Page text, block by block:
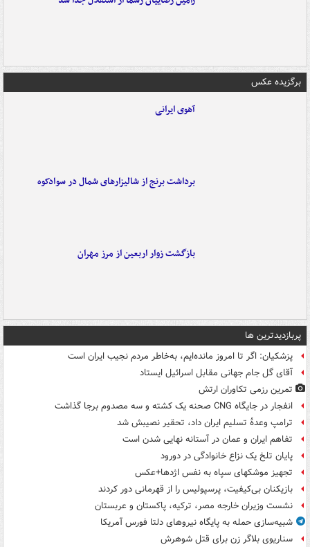
برگزیده عکس
آهوی ایرانی
برداشت برنج از شالیزارهای شمال در سوادکوه
بازگشت زوار اربعین از مرز مهران
پربازدیدترین ها
پزشکیان: اگر تا امروز مانده‌ایم، به‌خاطر مردم نجیب ایران است
آقای گل جام جهانی مقابل اسرائیل ایستاد
تمرین رزمی تکاوران ارتش
انفجار در جایگاه CNG صحنه یک کشته و سه مصدوم برجا گذاشت
ترامپ وعدۀ تسلیم ایران داد، تحقیر نصیبش شد
تفاهم ایران و عمان در آستانه نهایی شدن است
پایان تلخ یک نزاع خانوادگی در دورود
تجهیز موشکهای سپاه به نفس اژدها+عکس
بازیکنان بی‌کیفیت، پرسپولیس را از قهرمانی دور کردند
نشست وزیران خارجه مصر، ترکیه، پاکستان و عربستان
شبیه‌سازی حمله به پایگاه نیروهای دلتا فورس آمریکا
سناریوی بلاگر زن برای قتل شوهرش